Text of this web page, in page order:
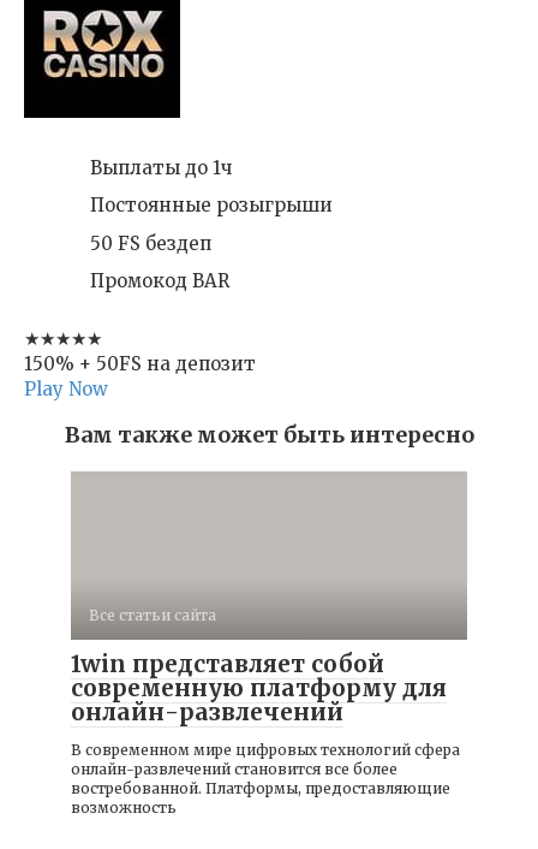
Выплаты до 1ч
Постоянные розыгрыши
50 FS бездеп
Промокод BAR
★★★★★
150% + 50FS на депозит
Play Now
Вам также может быть интересно
Все статьи сайта
1win представляет собой
современную платформу для
онлайн-развлечений
В современном мире цифровых технологий сфера
онлайн-развлечений становится все более
востребованной. Платформы, предоставляющие
возможность